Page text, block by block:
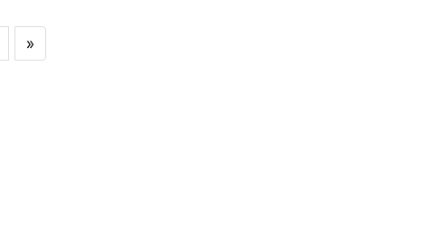
se afigure estritamente necessário no contexto dos serviços a
certo tipo de Cookies e tecnologias similares pode ter
»